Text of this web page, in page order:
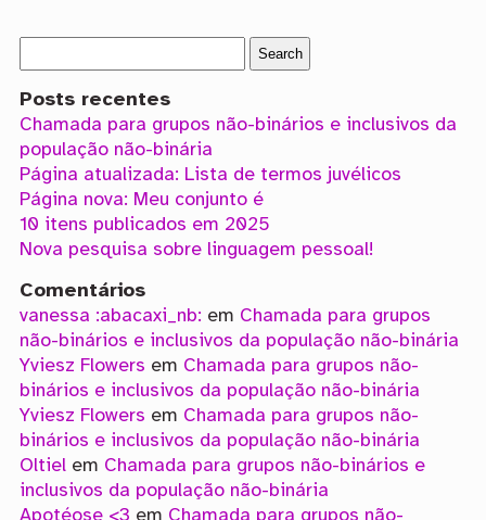
Posts recentes
Chamada para grupos não-binários e inclusivos da
população não-binária
Página atualizada: Lista de termos juvélicos
Página nova: Meu conjunto é
10 itens publicados em 2025
Nova pesquisa sobre linguagem pessoal!
Comentários
vanessa :abacaxi_nb: em Chamada para grupos
não-binários e inclusivos da população não-binária
Yviesz Flowers em Chamada para grupos não-
binários e inclusivos da população não-binária
Yviesz Flowers em Chamada para grupos não-
binários e inclusivos da população não-binária
Oltielem Chamada para grupos não-binários e
inclusivos da população não-binária